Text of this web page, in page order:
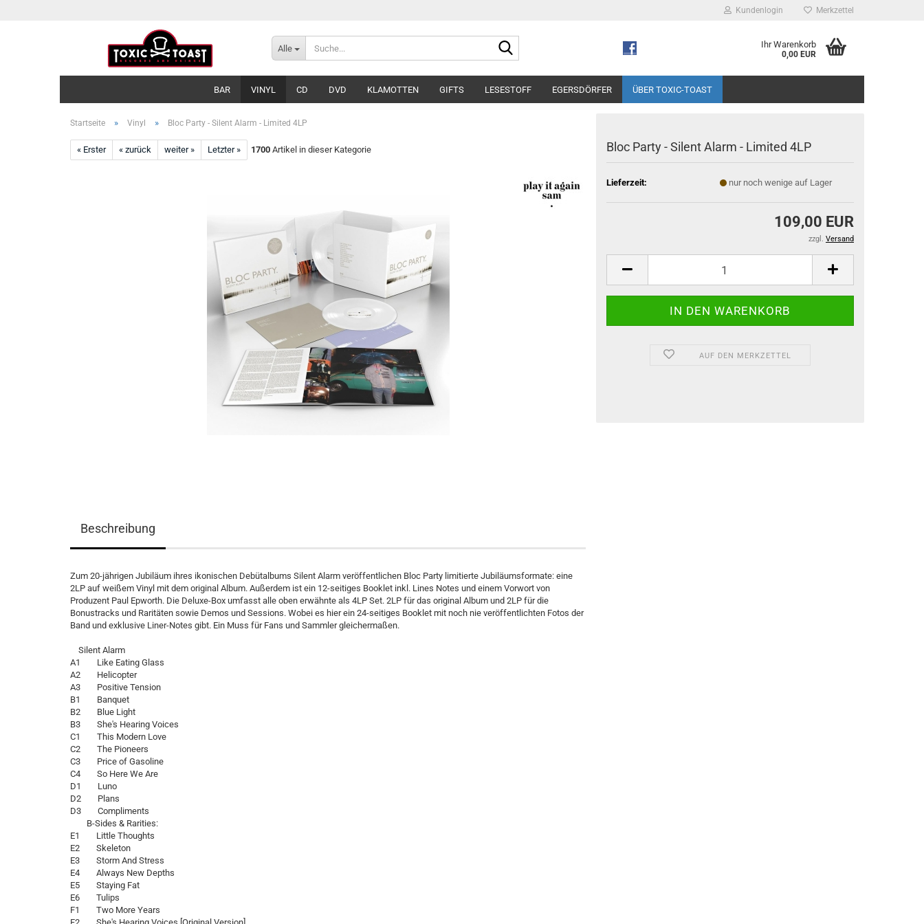
Kundenlogin Merkzettel
Alle Ihr Warenkorb
0,00 EUR
BAR VINYL CD DVD KLAMOTTEN GIFTS LESESTOFF EGERSDÖRFER ÜBER TOXIC-TOAST
Startseite » Vinyl » Bloc Party - Silent Alarm - Limited 4LP
« Erster « zurück weiter » Letzter » 1700 Artikel in dieser Kategorie Bloc Party - Silent Alarm - Limited 4LP
Lieferzeit: nur noch wenige auf Lager
109,00 EUR
zzgl. Versand
AUF DEN MERKZETTEL
Beschreibung
Zum 20-jährigen Jubiläum ihres ikonischen Debütalbums Silent Alarm veröffentlichen Bloc Party limitierte Jubiläumsformate: eine
2LP auf weißem Vinyl mit dem original Album. Außerdem ist ein 12-seitiges Booklet inkl. Lines Notes und einem Vorwort von
Produzent Paul Epworth. Die Deluxe-Box umfasst alle oben erwähnte als 4LP Set. 2LP für das original Album und 2LP für die
Bonustracks und Raritäten sowie Demos und Sessions. Wobei es hier ein 24-seitiges Booklet mit noch nie veröffentlichten Fotos der
Band und exklusive Liner-Notes gibt. Ein Muss für Fans und Sammler gleichermaßen.
Silent Alarm
A1 Like Eating Glass
A2 Helicopter
A3 Positive Tension
B1 Banquet
B2 Blue Light
B3 She's Hearing Voices
C1 This Modern Love
C2 The Pioneers
C3 Price of Gasoline
C4 So Here We Are
D1 Luno
D2 Plans
D3 Compliments
B-Sides & Rarities:
E1 Little Thoughts
E2 Skeleton
E3 Storm And Stress
E4 Always New Depths
E5 Staying Fat
E6 Tulips
F1 Two More Years